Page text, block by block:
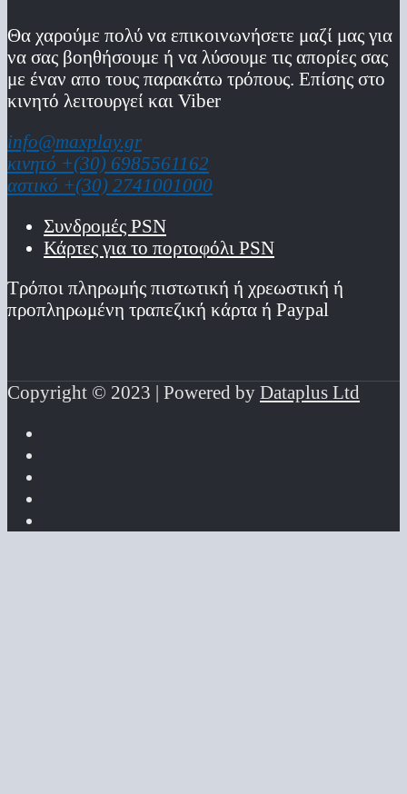
Θα χαρούμε πολύ να επικοινωνήσετε μαζί μας για
να σας βοηθήσουμε ή να λύσουμε τις απορίες σας
με έναν απο τους παρακάτω τρόπους. Επίσης στο
κινητό λειτoυργεί και Viber
info@maxplay.gr
κινητό +(30) 6985561162
αστικό +(30) 2741001000
Συνδρομές PSN
Κάρτες για το πορτοφόλι PSN
Τρόποι πληρωμής πιστωτική ή χρεωστική ή
προπληρωμένη τραπεζική κάρτα ή Paypal
Copyright © 2023 | Powered by Dataplus Ltd